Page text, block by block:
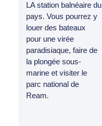
LA station balnéaire du
pays. Vous pourrez y
louer des bateaux
pour une virée
paradisiaque, faire de
la plongée sous-
marine et visiter le
parc national de
Ream.